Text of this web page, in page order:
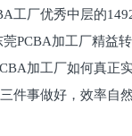
工厂优秀中层的
PCBA加工厂精益
加工厂如何真正
件事做好，效率自